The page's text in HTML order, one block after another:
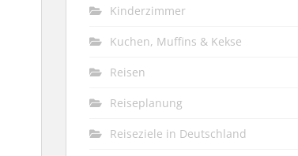
Kinderzimmer
Kuchen, Muffins & Kekse
Reisen
Reiseplanung
Reiseziele in Deutschland